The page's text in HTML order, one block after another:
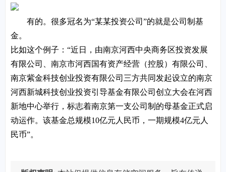
有的。很多冠名为“某某投资公司”的就是公司制基
金。
比如这个例子：“近日，由南京河西中央商务区投资发展
有限公司、南京市河西国有资产经营（控股）有限公司、
南京紫金科技创业投资有限公司三方共同发起设立的南京
河西新城科技创业投资引导基金有限公司创立大会在河西
新地中心举行，标志着南京第一支公司制的母基金正式启
动运作。该基金总规模10亿元人民币，一期规模4亿元人
民币”。